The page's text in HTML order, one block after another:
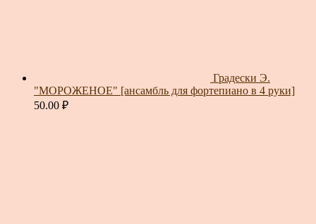
Градески Э.
"МОРОЖЕНОЕ" [ансамбль для фортепиано в 4 руки]
50.00 ₽